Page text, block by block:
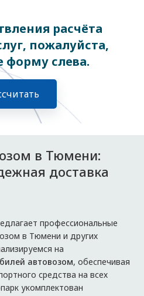
расчёта
пожалуйста,
форму слева.
в Тюмени:
доставка
профессиональные
в Тюмени и других
на
автовозом, обеспечивая
средства на всех
укомплектован